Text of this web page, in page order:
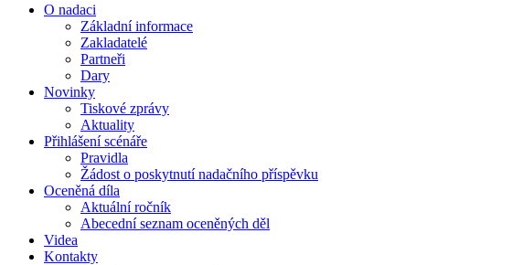
O nadaci
Základní informace
Zakladatelé
Partneři
Dary
Novinky
Tiskové zprávy
Aktuality
Přihlášení scénáře
Pravidla
Žádost o poskytnutí nadačního příspěvku
Oceněná díla
Aktuální ročník
Abecední seznam oceněných děl
Videa
Kontakty